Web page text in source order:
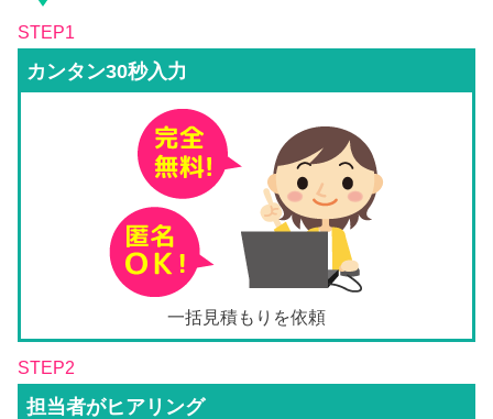
STEP1
カンタン30秒入力
一括見積もりを依頼
STEP2
担当者がヒアリング